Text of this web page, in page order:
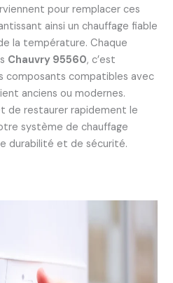
pour remplacer ces
ainsi un chauffage fiable
la température. Chaque
Chauvry 95560, c’est
composants compatibles avec
anciens ou modernes.
restaurer rapidement le
système de chauffage
durabilité et de sécurité.